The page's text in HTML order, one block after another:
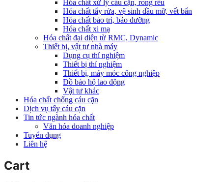
Hóa chất xử lý cáu cặn, rong rêu
Hóa chất tẩy rửa, vệ sinh dầu mỡ, vết bẩn
Hóa chất bảo trì, bảo dưỡng
Hóa chất xi mạ
Hóa chất đại diện từ RMC, Dynamic
Thiết bị, vật tư nhà máy
Dụng cụ thí nghiệm
Thiết bị thí nghiệm
Thiết bị, máy móc công nghiệp
Đồ bảo hộ lao động
Vật tư khác
Hóa chất chống cáu cặn
Dịch vụ tẩy cáu cặn
Tin tức ngành hóa chất
Văn hóa doanh nghiệp
Tuyển dụng
Liên hệ
Cart